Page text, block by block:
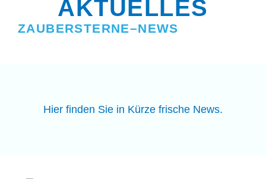
AKTUELLES
ZAUBERSTERNE–NEWS
Hier finden Sie in Kürze frische News.